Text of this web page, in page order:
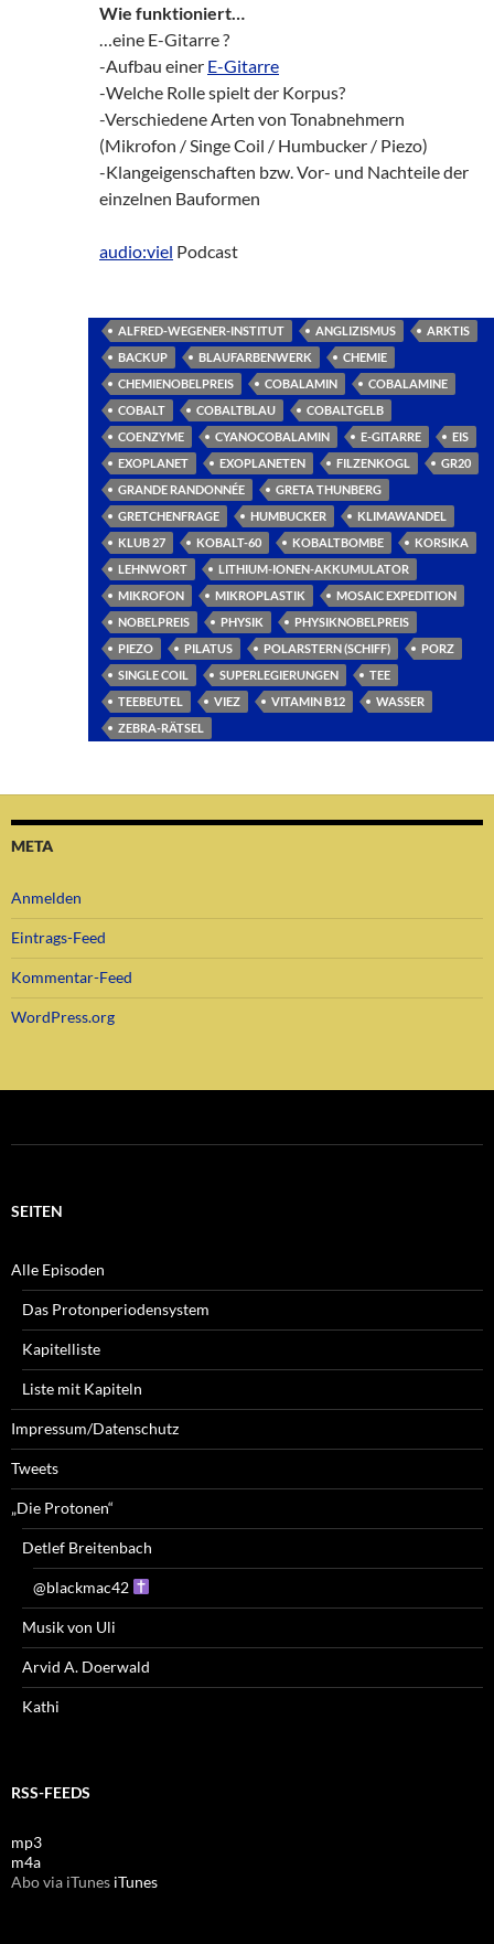
Wie funktioniert…
…eine E-Gitarre ?
-Aufbau einer E-Gitarre
-Welche Rolle spielt der Korpus?
-Verschiedene Arten von Tonabnehmern
(Mikrofon / Singe Coil / Humbucker / Piezo)
-Klangeigenschaften bzw. Vor- und Nachteile der
einzelnen Bauformen
audio:viel Podcast
ALFRED-WEGENER-INSTITUT ANGLIZISMUS
ARKTIS
BACKUP
BLAUFARBENWERK
CHEMIE
CHEMIENOBELPREIS
COBALAMIN
COBALAMINE
COBALT
COBALTBLAU
COBALTGELB
COENZYME
CYANOCOBALAMIN E-GITARRE
EIS
EXOPLANET
EXOPLANETEN FILZENKOGL
GR20
GRANDE RANDONNÉE
GRETA THUNBERG
GRETCHENFRAGE
HUMBUCKER
KLIMAWANDEL
KLUB 27
KOBALT-60 KOBALTBOMBE
KORSIKA
LEHNWORT
LITHIUM-IONEN-AKKUMULATOR
MIKROFON
MIKROPLASTIK
MOSAIC EXPEDITION
NOBELPREIS
PHYSIK
PHYSIKNOBELPREIS
PIEZO
PILATUS POLARSTERN (SCHIFF)
PORZ
SINGLE COIL
SUPERLEGIERUNGEN
TEE
TEEBEUTEL
VIEZ VITAMIN B12
WASSER
ZEBRA-RÄTSEL
META
Anmelden
Eintrags-Feed
Kommentar-Feed
WordPress.org
SEITEN
Alle Episoden
Das Protonperiodensystem
Kapitelliste
Liste mit Kapiteln
Impressum/Datenschutz
Tweets
„Die Protonen“
Detlef Breitenbach
@blackmac42
Musik von Uli
Arvid A. Doerwald
Kathi
RSS-FEEDS
mp3
m4a
Abo via iTunes iTunes